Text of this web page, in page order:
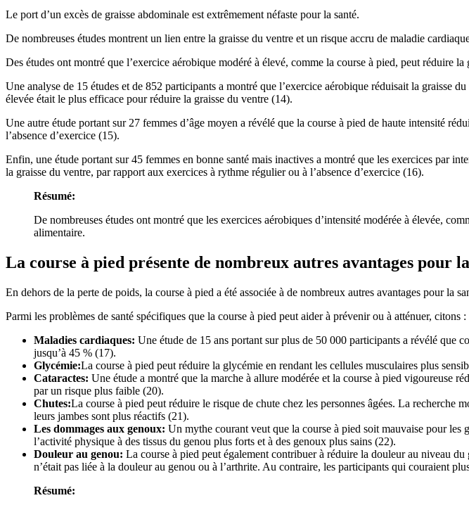
Le port d’un excès de graisse abdominale est extrêmement néfaste pour la santé.
De nombreuses études montrent un lien entre la graisse du ventre et un risque accru de maladie
Des études ont montré que l’exercice aérobique modéré à élevé, comme la course à pied, peut réduire
Une analyse de 15 études et de 852 participants a montré que l’exercice aérobique réduisait la graisse
élevée était le plus efficace pour réduire la graisse du ventre (14).
Une autre étude portant sur 27 femmes d’âge moyen a révélé que la course à pied de haute intensité
l’absence d’exercice (15).
Enfin, une étude portant sur 45 femmes en bonne santé mais inactives a montré que les exercices par
la graisse du ventre, par rapport aux exercices à rythme régulier ou à l’absence d’exercice (16).
Résumé:
De nombreuses études ont montré que les exercices aérobiques d’intensité modérée à élevée,
alimentaire.
La course à pied présente de nombreux autres avantages pour
En dehors de la perte de poids, la course à pied a été associée à de nombreux autres avantages pour la
Parmi les problèmes de santé spécifiques que la course à pied peut aider à prévenir ou à atténuer, citons :
Maladies cardiaques: Une étude de 15 ans portant sur plus de 50 000 participants a révélé que
jusqu’à 45 % (17).
Glycémie:La course à pied peut réduire la glycémie en rendant les cellules musculaires plus
Cataractes: Une étude a montré que la marche à allure modérée et la course à pied vigoureuse
par un risque plus faible (20).
Chutes:La course à pied peut réduire le risque de chute chez les personnes âgées. La recherche
leurs jambes sont plus réactifs (21).
Les dommages aux genoux: Un mythe courant veut que la course à pied soit mauvaise pour les
l’activité physique à des tissus du genou plus forts et à des genoux plus sains (22).
Douleur au genou: La course à pied peut également contribuer à réduire la douleur au niveau
n’était pas liée à la douleur au genou ou à l’arthrite. Au contraire, les participants qui couraient
Résumé: